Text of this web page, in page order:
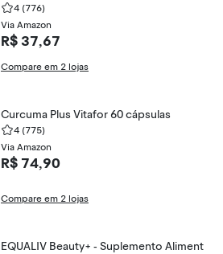
Pré Treino - Energia, foco e disposição
- Muito mais força para seus treinos – V
asodilatação - Suplemento energético
4 (776)
Via Amazon
R$ 37,67
Compare em 2 lojas
Curcuma Plus Vitafor 60 cápsulas
4 (775)
Via Amazon
R$ 74,90
Compare em 2 lojas
EQUALIV Beauty+ - Suplemento Aliment